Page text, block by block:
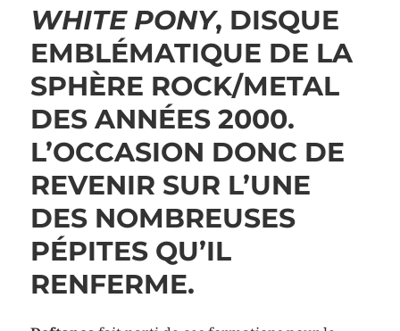
WHITE PONY, DISQUE
EMBLÉMATIQUE DE LA
SPHÈRE ROCK/METAL
DES ANNÉES 2000.
L’OCCASION DONC DE
REVENIR SUR L’UNE
DES NOMBREUSES
PÉPITES QU’IL
RENFERME.